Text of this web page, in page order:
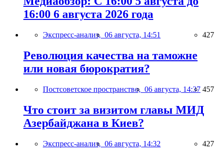
16:00 6 августа 2026 года
Экспресс-анализ, 06 августа, 14:51 427
Революция качества на таможне
или новая бюрократия?
Постсоветское пространство, 06 августа, 14:37 457
Что стоит за визитом главы МИД
Азербайджана в Киев?
Экспресс-анализ, 06 августа, 14:32 427